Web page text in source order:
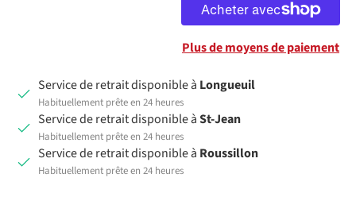
Plus de moyens de paiement
Service de retrait disponible à Longueuil
Habituellement prête en 24 heures
Service de retrait disponible àSt-Jean
Habituellement prête en 24 heures
Service de retrait disponible à Roussillon
Habituellement prête en 24 heures